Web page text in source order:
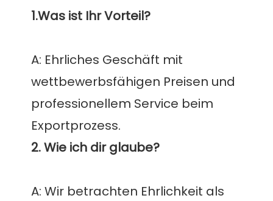
A: Ehrliches Geschäft mit
wettbewerbsfähigen Preisen und
professionellem Service beim
A: Wir betrachten Ehrlichkeit als